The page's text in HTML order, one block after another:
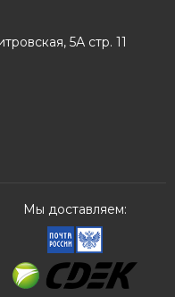
5А стр. 11
Мы доставляем: